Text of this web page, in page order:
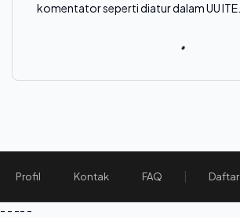
komentator seperti diatur dalam UU ITE.
Profil Kontak FAQ Daftar
- - -- -